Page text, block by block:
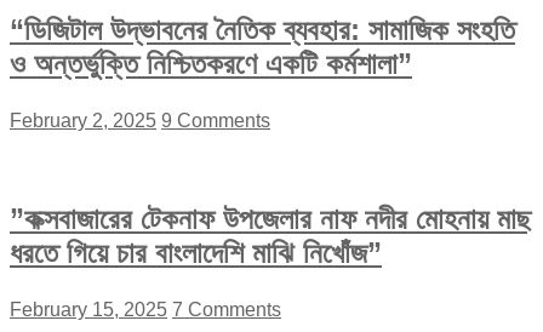
“ডিজিটাল উদ্ভাবনের নৈতিক ব্যবহার: সামাজিক সংহতি
ও অন্তর্ভুক্তি নিশ্চিতকরণে একটি কর্মশালা”
February 2, 2025 9 Comments
”কক্সবাজারের টেকনাফ উপজেলার নাফ নদীর মোহনায় মাছ
ধরতে গিয়ে চার বাংলাদেশি মাঝি নিখোঁজ”
February 15, 2025 7 Comments